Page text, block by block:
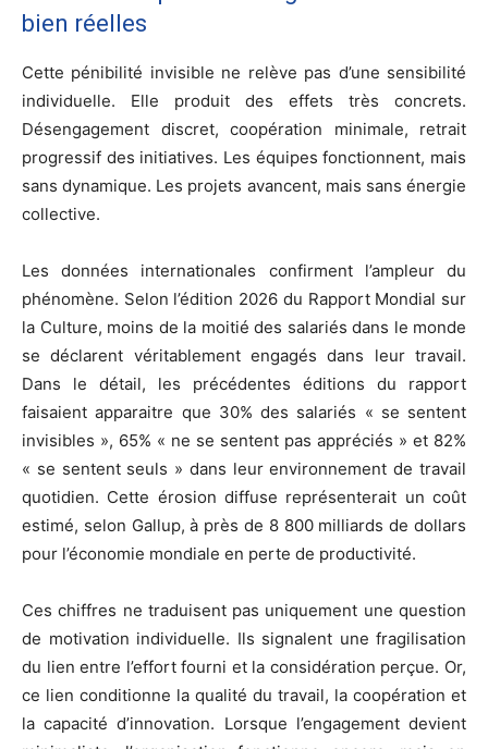
bien réelles
Cette pénibilité invisible ne relève pas d’une sensibilité
individuelle. Elle produit des effets très concrets.
Désengagement discret, coopération minimale, retrait
progressif des initiatives. Les équipes fonctionnent, mais
sans dynamique. Les projets avancent, mais sans énergie
collective.
Les données internationales confirment l’ampleur du
phénomène. Selon l’édition 2026 du Rapport Mondial sur
la Culture, moins de la moitié des salariés dans le monde
se déclarent véritablement engagés dans leur travail.
Dans le détail, les précédentes éditions du rapport
faisaient apparaitre que 30% des salariés « se sentent
invisibles », 65% « ne se sentent pas appréciés » et 82%
« se sentent seuls » dans leur environnement de travail
quotidien. Cette érosion diffuse représenterait un coût
estimé, selon Gallup, à près de 8 800 milliards de dollars
pour l’économie mondiale en perte de productivité.
Ces chiffres ne traduisent pas uniquement une question
de motivation individuelle. Ils signalent une fragilisation
du lien entre l’effort fourni et la considération perçue. Or,
ce lien conditionne la qualité du travail, la coopération et
la capacité d’innovation. Lorsque l’engagement devient